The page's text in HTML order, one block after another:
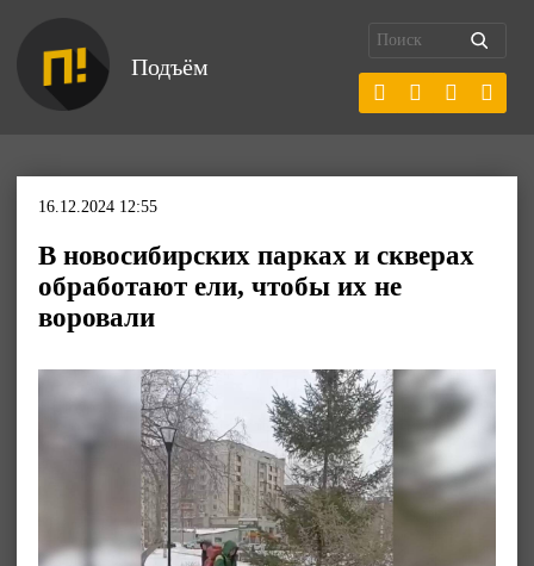
Подъём
16.12.2024 12:55
В новосибирских парках и скверах
обработают ели, чтобы их не
воровали